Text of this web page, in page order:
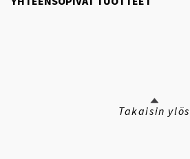
Takaisin ylös